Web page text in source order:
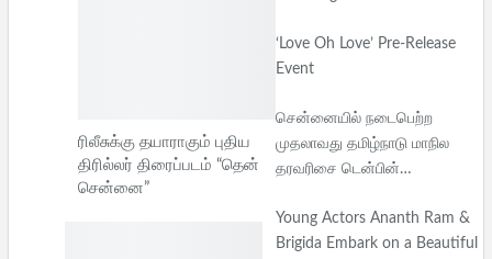
ரிலீசுக்கு தயாராகும் புதிய
திரில்லர் திரைப்படம் “தென்
சென்னை”
‘Love Oh Love’ Pre-Release
Event
சென்னையில் நடைபெற்ற
முதலாவது தமிழ்நாடு மாநில
தரவரிசை டென்பின்…
Young Actors Ananth Ram &
Brigida Embark on a Beautiful